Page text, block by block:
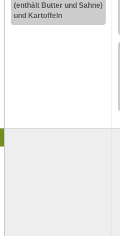
(enthält Butter und Sahne)
und Kartoffeln